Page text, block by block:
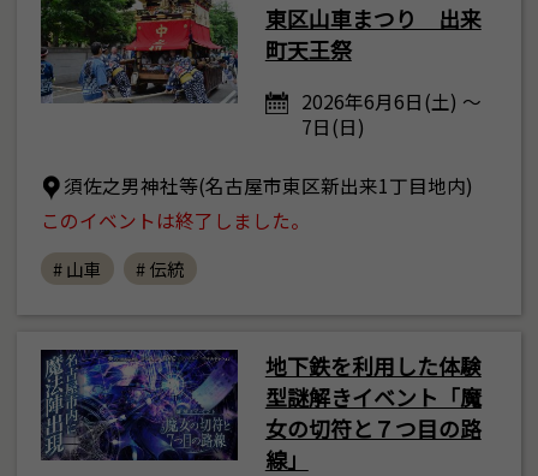
東区山車まつり 出来
町天王祭
2026年6月6日(土) ～
7日(日)
須佐之男神社等(名古屋市東区新出来1丁目地内)
このイベントは終了しました。
# 山車 # 伝統
地下鉄を利用した体験
型謎解きイベント「魔
女の切符と７つ目の路
線」